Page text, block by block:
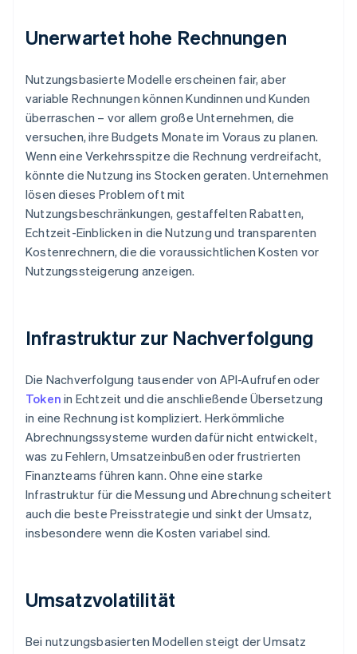
Unerwartet hohe Rechnungen
Nutzungsbasierte Modelle erscheinen fair, aber
variable Rechnungen können Kundinnen und Kunden
überraschen – vor allem große Unternehmen, die
versuchen, ihre Budgets Monate im Voraus zu planen.
Wenn eine Verkehrsspitze die Rechnung verdreifacht,
könnte die Nutzung ins Stocken geraten. Unternehmen
lösen dieses Problem oft mit
Nutzungsbeschränkungen, gestaffelten Rabatten,
Echtzeit-Einblicken in die Nutzung und transparenten
Kostenrechnern, die die voraussichtlichen Kosten vor
Nutzungssteigerung anzeigen.
Infrastruktur zur Nachverfolgung
Die Nachverfolgung tausender von API-Aufrufen oder
Token in Echtzeit und die anschließende Übersetzung
in eine Rechnung ist kompliziert. Herkömmliche
Abrechnungssysteme wurden dafür nicht entwickelt,
was zu Fehlern, Umsatzeinbußen oder frustrierten
Finanzteams führen kann. Ohne eine starke
Infrastruktur für die Messung und Abrechnung scheitert
auch die beste Preisstrategie und sinkt der Umsatz,
insbesondere wenn die Kosten variabel sind.
Umsatzvolatilität
Bei nutzungsbasierten Modellen steigt der Umsatz